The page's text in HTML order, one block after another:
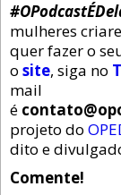
mulheres
quer fazer o
o site, siga no
mail
é
projeto do
dito e
Comente!